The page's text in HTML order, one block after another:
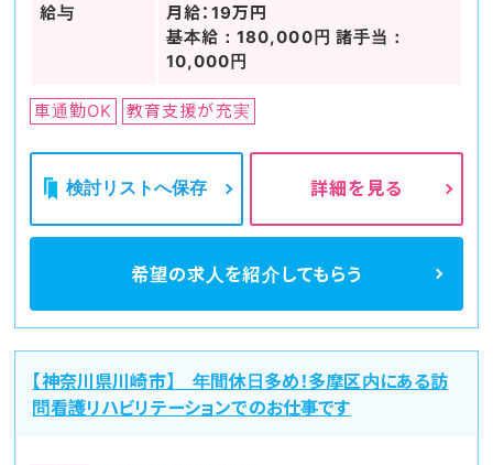
給与
月給：19万円
基本給：180,000円 諸手当：
10,000円
車通勤OK 教育支援が充実
検討リストへ保存 詳細を見る
希望の求人を紹介してもらう
【神奈川県川崎市】 年間休日多め！多摩区内にある訪
問看護リハビリテーションでのお仕事です